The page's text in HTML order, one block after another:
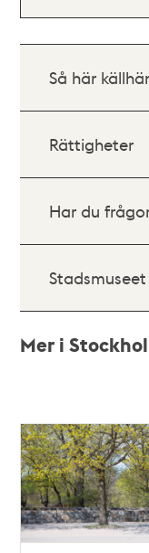
Så här
Rättigheter
Har du
Mer i
och
teman